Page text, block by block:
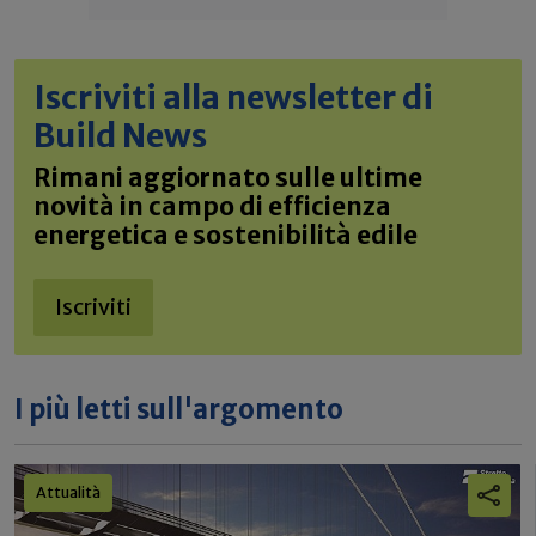
Iscriviti alla newsletter di
Build News
Rimani aggiornato sulle ultime
novità in campo di efficienza
energetica e sostenibilità edile
Iscriviti
I più letti sull'argomento
Attualità